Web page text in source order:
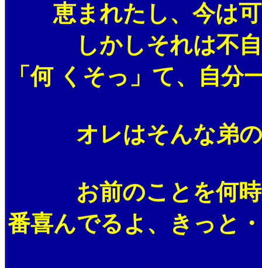
恵まれたし、今は可
しかしそれは不自由
「何 くそっ」て、自
オレはそんな弟の
お前のことを何時も
番喜んでるよ、きっと